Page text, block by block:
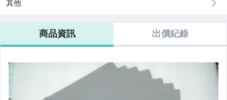
其他
商品資訊 出價紀錄